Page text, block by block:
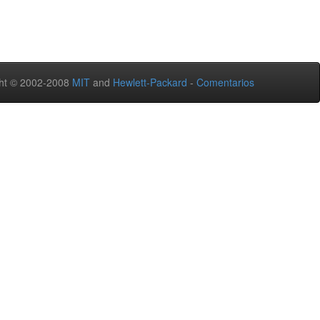
© 2002-2008 MIT and Hewlett-Packard - Comentarios